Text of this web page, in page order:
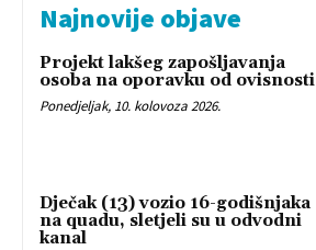
Najnovije objave
Projekt lakšeg zapošljavanja
osoba na oporavku od ovisnosti
Ponedjeljak, 10. kolovoza 2026.
Dječak (13) vozio 16-godišnjaka
na quadu, sletjeli su u odvodni
kanal